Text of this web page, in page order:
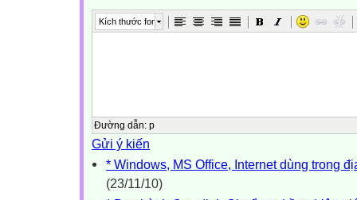
Kích thước font
Đường dẫn: p
Gửi ý kiến
* Windows, MS Office, Internet dùng trong
(23/11/10)